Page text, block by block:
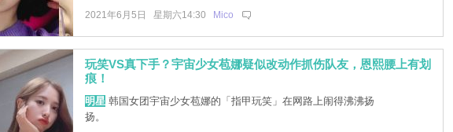
2021年6月5日 星期六14:30 Mico
玩笑VS真下手？宇宙少女苞娜疑似改动作抓伤队友，恩熙腰上有划
痕！
明星韩国女团宇宙少女苞娜的「指甲玩笑」在网路上闹得沸沸扬
扬。